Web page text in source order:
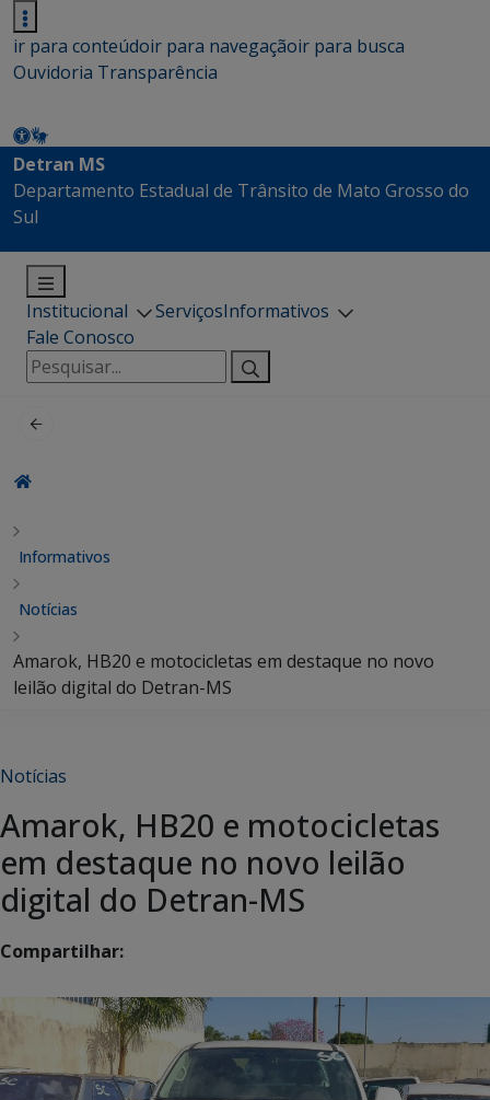
ir para conteúdoir para navegaçãoir para busca
Ouvidoria Transparência
Detran MS
Departamento Estadual de Trânsito de Mato Grosso do
Sul
Institucional ServiçosInformativos
Fale Conosco
Pesquisar
por:
Informativos
Notícias
Amarok, HB20 e motocicletas em destaque no novo
leilão digital do Detran-MS
Notícias
Amarok, HB20 e motocicletas
em destaque no novo leilão
digital do Detran-MS
Compartilhar: